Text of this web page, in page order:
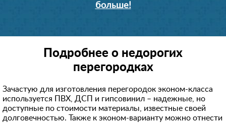
больше!
Подробнее о недорогих
перегородках
Зачастую для изготовления перегородок эконом-класса
используется ПВХ, ДСП и гипсовинил – надежные, но
доступные по стоимости материалы, известные своей
долговечностью. Также к эконом-варианту можно отнести